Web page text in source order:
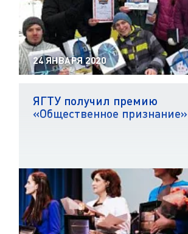
24 ЯНВАРЯ 2020
ЯГТУ получил премию
«Общественное признание»